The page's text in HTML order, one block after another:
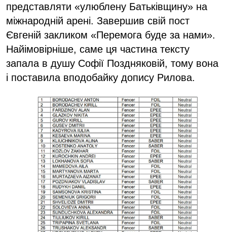
представляти «улюблену Батьківщину» на
міжнародній арені. Завершив свій пост
Євгеній закликом «Перемога буде за нами».
Найімовірніше, саме ця частина тексту
запала в душу Софії Поздняковій, тому вона
і поставила вподобайку допису Рилова.